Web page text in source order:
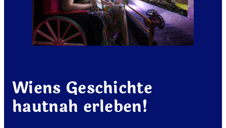
Wiens Geschichte
hautnah erleben!